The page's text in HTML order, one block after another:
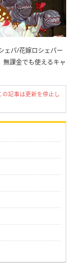
ェパ/花嫁ロシェパー
無課金でも使えるキャ
記事は更新を停止し